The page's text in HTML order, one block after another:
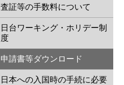
査証等の手数料について
日台ワーキング・ホリデー制
度
申請書等ダウンロード
日本への入国時の手続に必要